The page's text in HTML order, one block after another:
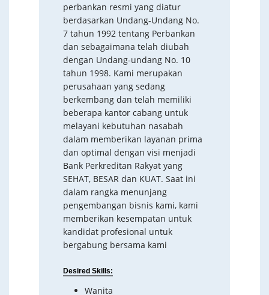
perbankan resmi yang diatur
berdasarkan Undang-Undang No.
7 tahun 1992 tentang Perbankan
dan sebagaimana telah diubah
dengan Undang-undang No. 10
tahun 1998. Kami merupakan
perusahaan yang sedang
berkembang dan telah memiliki
beberapa kantor cabang untuk
melayani kebutuhan nasabah
dalam memberikan layanan prima
dan optimal dengan visi menjadi
Bank Perkreditan Rakyat yang
SEHAT, BESAR dan KUAT. Saat ini
dalam rangka menunjang
pengembangan bisnis kami, kami
memberikan kesempatan untuk
kandidat profesional untuk
bergabung bersama kami
Desired Skills:
Wanita